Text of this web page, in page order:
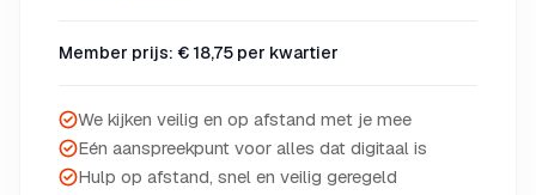
Member prijs: € 18,75 per kwartier
We kijken veilig en op afstand met je mee
Eén aanspreekpunt voor alles dat digitaal is
Hulp op afstand, snel en veilig geregeld